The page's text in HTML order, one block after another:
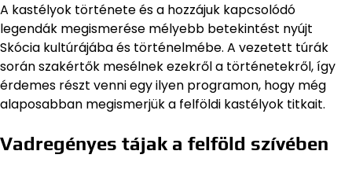
A kastélyok története és a hozzájuk kapcsolódó
legendák megismerése mélyebb betekintést nyújt
Skócia kultúrájába és történelmébe. A vezetett túrák
során szakértők mesélnek ezekről a történetekről, így
érdemes részt venni egy ilyen programon, hogy még
alaposabban megismerjük a felföldi kastélyok titkait.
Vadregényes tájak a felföld szívében